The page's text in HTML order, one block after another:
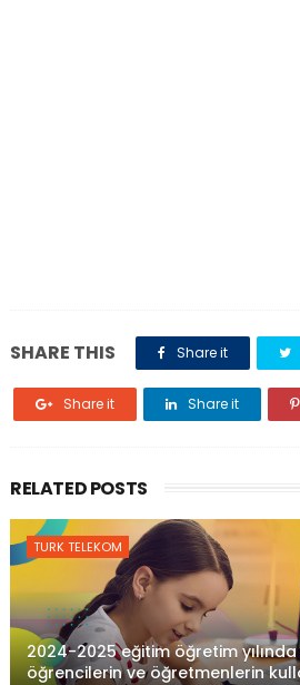
SHARE THIS Share it
Share it Share it
RELATED POSTS
TURK TELEKOM
2024-2025 eğitim öğretim
öğrencilerin ve öğretmenlerin